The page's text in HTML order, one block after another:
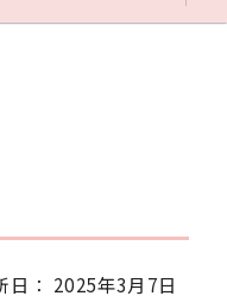
： 2025年3月7日